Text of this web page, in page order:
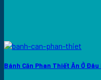
Bánh Căn Phan Thiết Ăn Ở